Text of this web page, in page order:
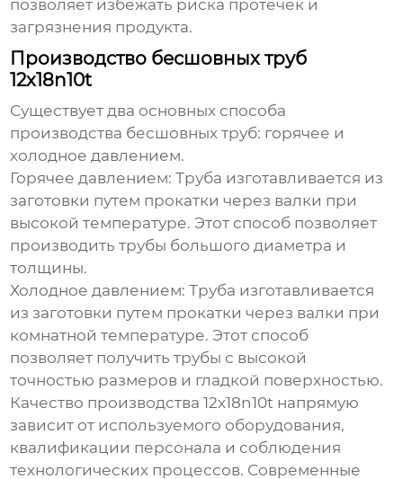
позволяет избежать риска протечек и
загрязнения продукта.
Производство бесшовных труб
12x18n10t
Существует два основных способа
производства бесшовных труб: горячее и
холодное давлением.
Горячее давлением: Труба изготавливается из
заготовки путем прокатки через валки при
высокой температуре. Этот способ позволяет
производить трубы большого диаметра и
толщины.
Холодное давлением: Труба изготавливается
из заготовки путем прокатки через валки при
комнатной температуре. Этот способ
позволяет получить трубы с высокой
точностью размеров и гладкой поверхностью.
Качество производства12x18n10t напрямую
зависит от используемого оборудования,
квалификации персонала и соблюдения
технологических процессов. Современные